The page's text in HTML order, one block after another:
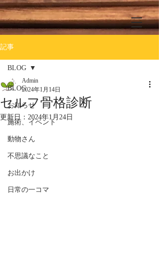
記事
BLOG
お知らせ
施術、イベント
動物さん
不思議なこと
お出かけ
日常の一コマ
BLOG
セルフ骨格診断
Admin
2024年1月14日
更新日： 2024年1月24日